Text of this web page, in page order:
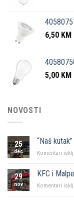
6,50 KM
5,00 KM
NOVOSTI
25
dec
“Naš
Komentari
29
nov
KFC i
Komentari